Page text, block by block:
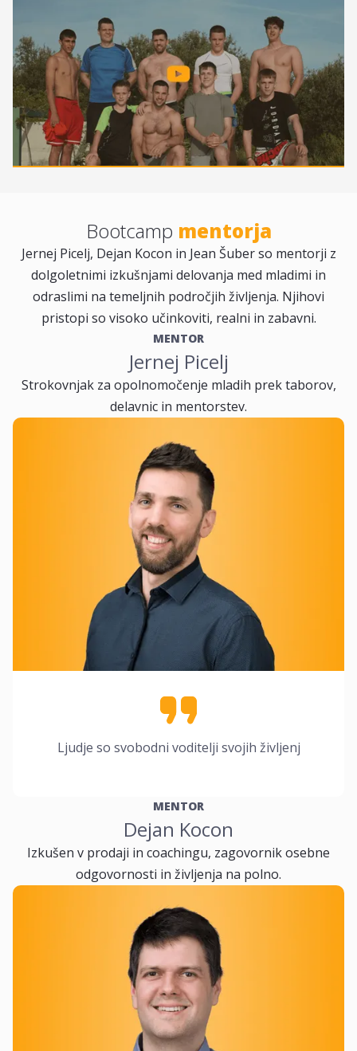
Bootcamp mentorja
Jernej Picelj, Dejan Kocon in Jean Šuber so mentorji z
dolgoletnimi izkušnjami delovanja med mladimi in
odraslimi na temeljnih področjih življenja. Njihovi
pristopi so visoko učinkoviti, realni in zabavni.
Ljudje so svobodni voditelji svojih življenj
MENTOR
Jernej Picelj
Strokovnjak za opolnomočenje mladih prek taborov,
delavnic in mentorstev.
MENTOR
Dejan Kocon
Izkušen v prodaji in coachingu, zagovornik osebne
odgovornosti in življenja na polno.